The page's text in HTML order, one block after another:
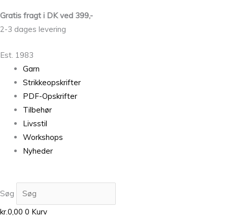
Gratis fragt i DK ved 399,-
2-3 dages levering
Est. 1983
Garn
Strikkeopskrifter
PDF-Opskrifter
Tilbehør
Livsstil
Workshops
Nyheder
Søg
kr.0,00 0 Kurv